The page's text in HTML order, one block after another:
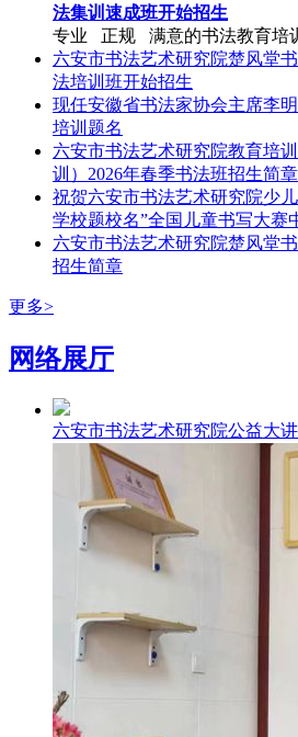
法集训速成班开始招生
专业 正规 满意的书法教育培
六安市书法艺术研究院楚风堂
法培训班开始招生
现任安徽省书法家协会主席李
培训题名
六安市书法艺术研究院教育培
训）2026年春季书法班招生简章
祝贺六安市书法艺术研究院少
学校题校名”全国儿童书写大赛
六安市书法艺术研究院楚风堂
招生简章
更多>
网络展厅
六安市书法艺术研究院公益大